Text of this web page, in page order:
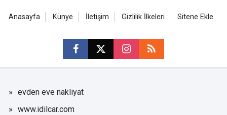
Anasayfa Künye İletişim Gizlilik İlkeleri Sitene Ekle
evden eve nakliyat
www.idilcar.com